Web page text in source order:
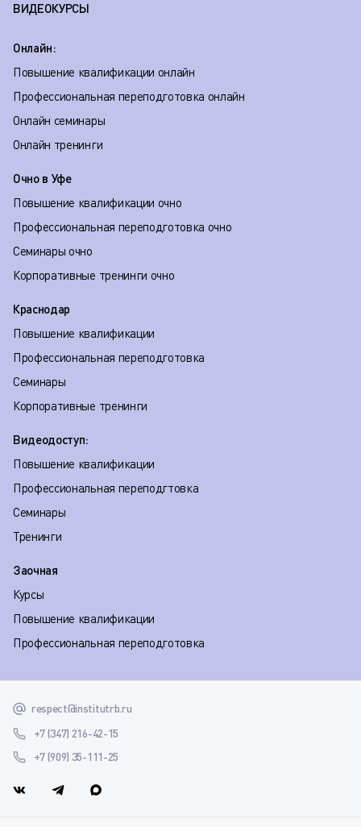
ВИДЕОКУРСЫ
Онлайн:
Повышение квалификации онлайн
Профессиональная переподготовка онлайн
Онлайн семинары
Онлайн тренинги
Очно в Уфе
Повышение квалификации очно
Профессиональная переподготовка очно
Семинары очно
Корпоративные тренинги очно
Краснодар
Повышение квалификации
Профессиональная переподготовка
Семинары
Корпоративные тренинги
Видеодоступ:
Повышение квалификации
Профессиональная переподгтовка
Семинары
Тренинги
Заочная
Курсы
Повышение квалификации
Профессиональная переподготовка
respect@institutrb.ru
+7 (347) 216-42-15
+7 (909) 35-111-25